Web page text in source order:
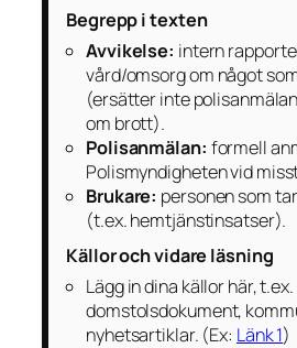
Begrepp i texten
Avvikelse: intern
vård/omsorg om något
(ersätter inte
om brott).
Polisanmälan: formell
Polismyndigheten vid
Brukare: personen som
(t.ex. hemtjänstinsatser).
Källor och vidare läsning
Lägg in dina källor här, t.ex.
domstolsdokument,
nyhetsartiklar. (Ex: Länk 1)